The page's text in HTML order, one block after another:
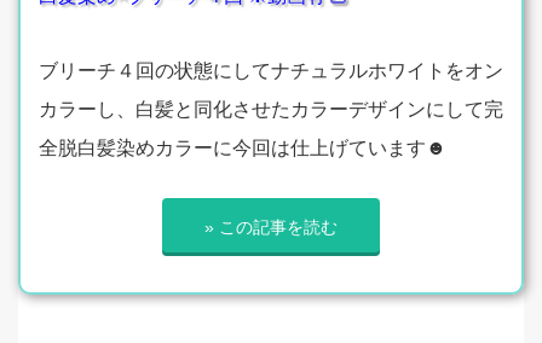
ブリーチ４回の状態にしてナチュラルホワイトをオン
カラーし、白髪と同化させたカラーデザインにして完
全脱白髪染めカラーに今回は仕上げています☻
» この記事を読む